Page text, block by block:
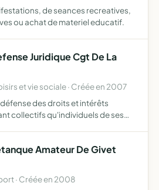
de seances recreatives,
ou achat de materiel educatif.
Juridique Cgt De La
et vie sociale · Créée en 2007
des droits et intérêts
collectifs qu'individuels de ses
Amateur De Givet
· Créée en 2008